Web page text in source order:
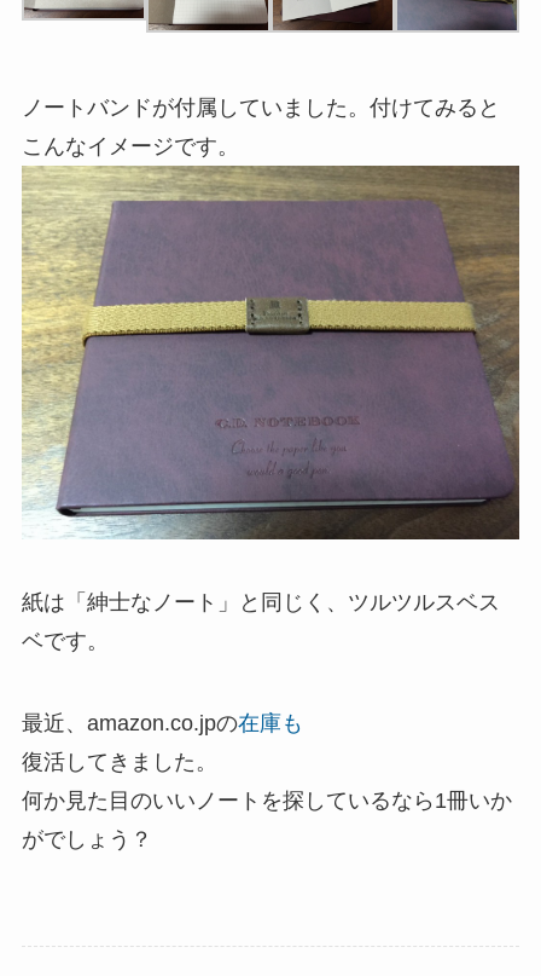
ノートバンドが付属していました。付けてみると
こんなイメージです。
紙は「紳士なノート」と同じく、ツルツルスベス
ベです。
最近、amazon.co.jpの在庫も
復活してきました。
何か見た目のいいノートを探しているなら1冊いか
がでしょう？